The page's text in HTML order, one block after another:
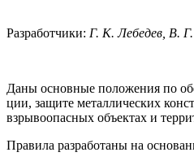
Разработчики: Г. К. Лебедев, В.
Даны основные положения по
ции, защите металлических
взрывоопасных объектах и
Правила разработаны на